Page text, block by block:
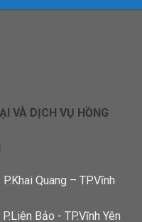
VÀ DỊCH VỤ HỒNG
Quang – TP.Vĩnh
Bảo - TP.Vĩnh Yên